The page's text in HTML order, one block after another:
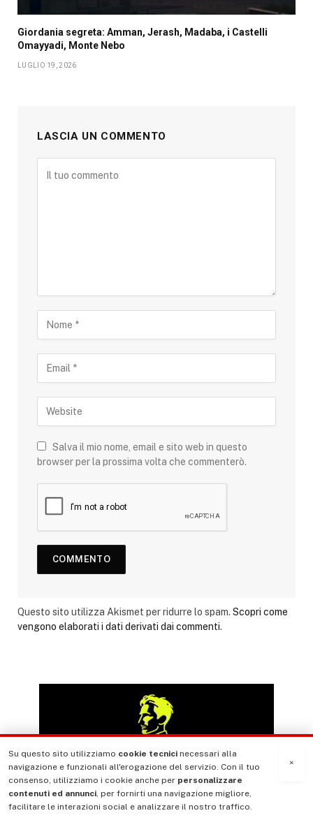
Giordania segreta: Amman, Jerash, Madaba, i Castelli
Omayyadi, Monte Nebo
LUGLIO 19, 2026
LASCIA UN COMMENTO
Salva il mio nome, email e sito web in questo
browser per la prossima volta che commenterò.
Questo sito utilizza Akismet per ridurre lo spam. Scopri come
vengono elaborati i dati derivati dai commenti.
×
Su questo sito utilizziamo cookie tecnici necessari alla
navigazione e funzionali all'erogazione del servizio. Con il tuo
consenso, utilizziamo i cookie anche per personalizzare
contenuti ed annunci, per fornirti una navigazione migliore,
facilitare le interazioni social e analizzare il nostro traffico.